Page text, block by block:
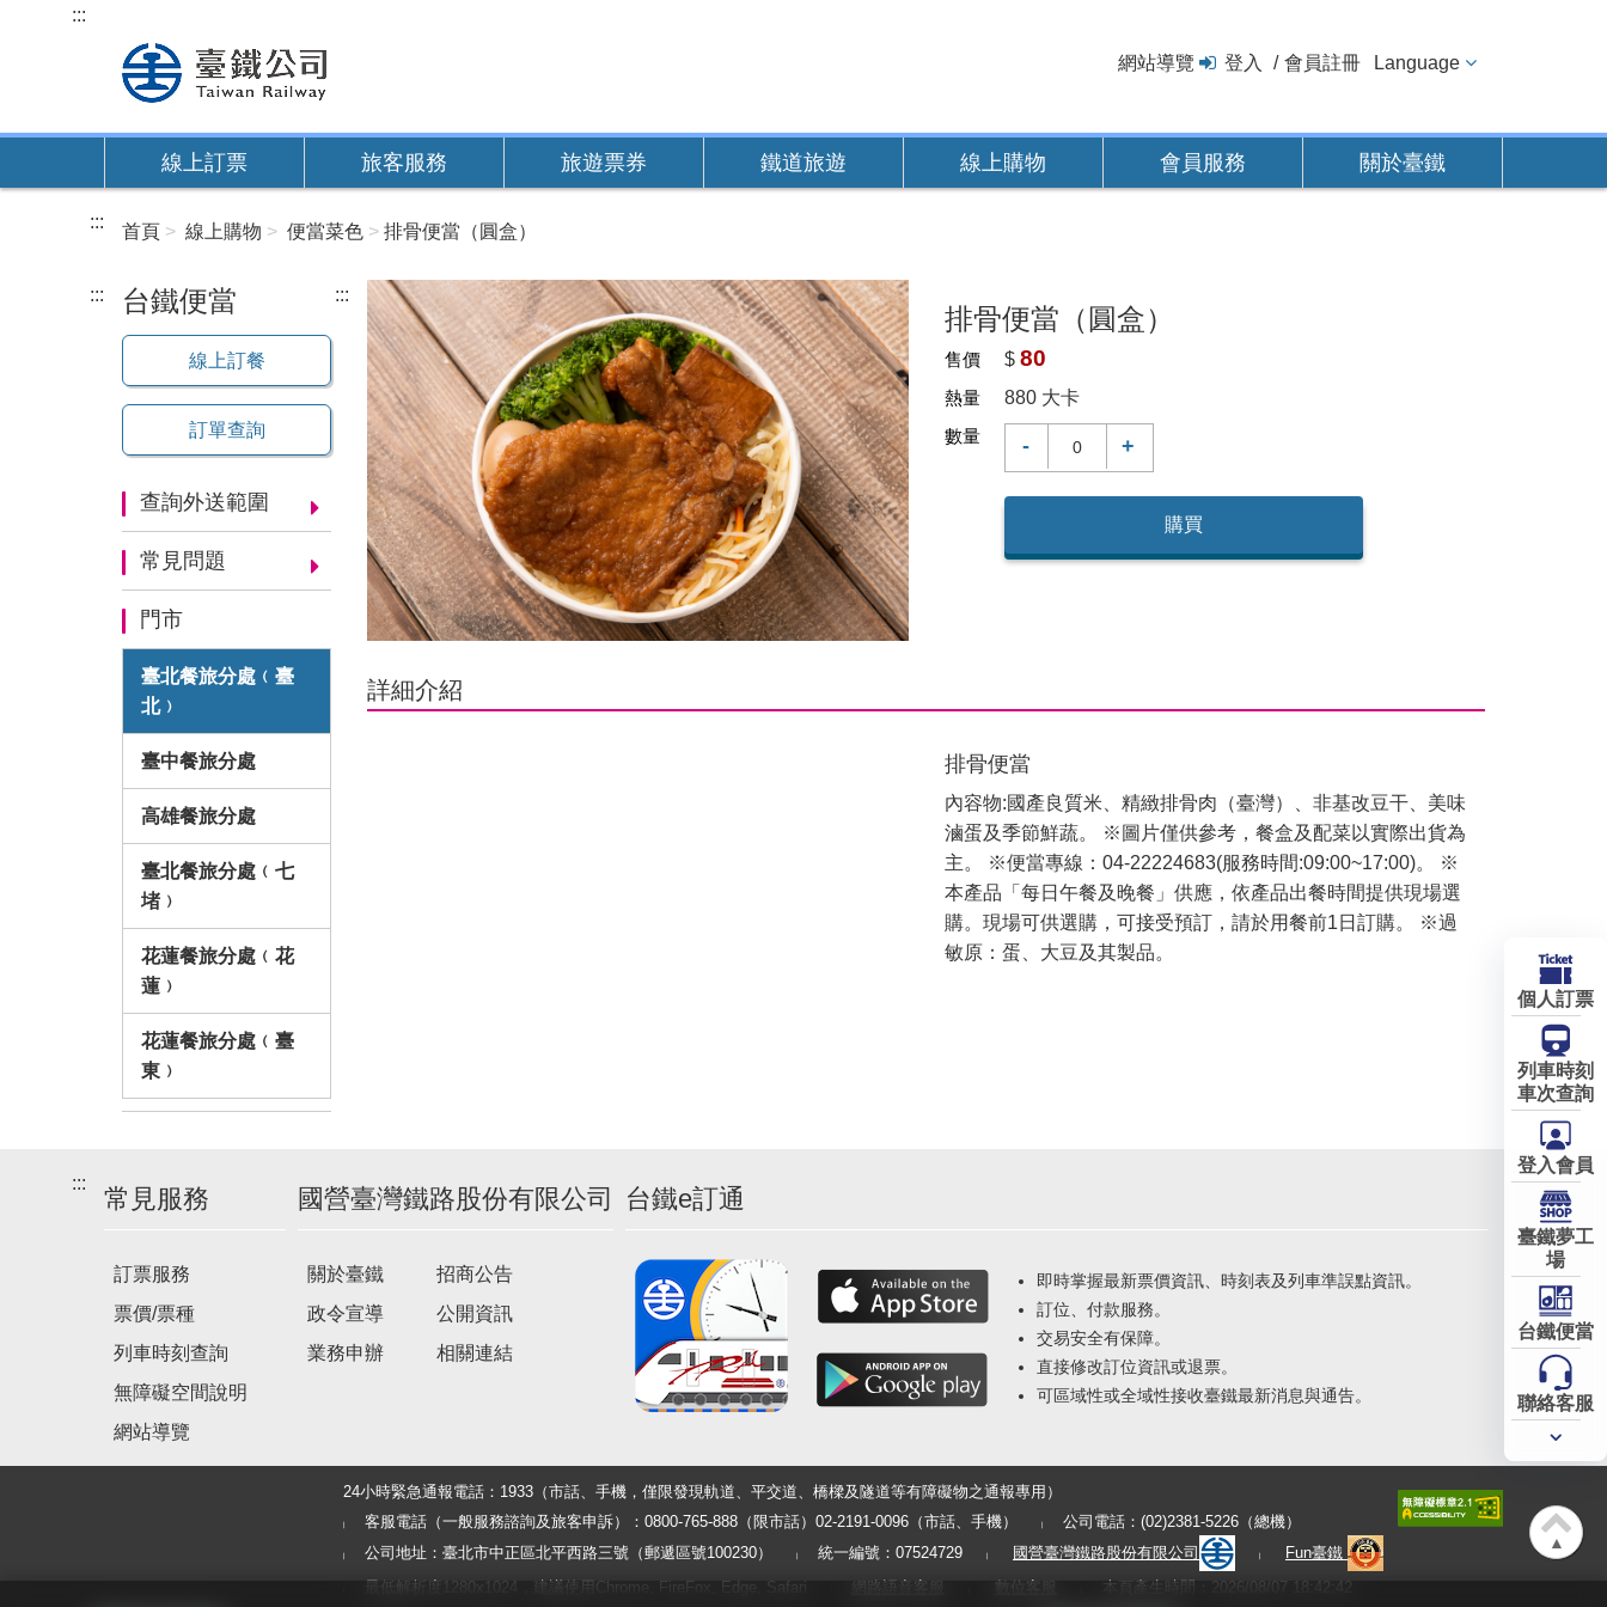
內
:::
網站導覽 登入 會員註冊 Language
線上訂票 旅客服務 旅遊票券 鐵道旅遊 線上購物 會員服務 關於臺鐵
::: 首頁 線上購物 便當菜色 排骨便當（圓盒）
::: 台鐵便當
線上訂餐
訂單查詢
查詢外送範圍
常見問題
門市
臺北餐旅分處﹙臺
北﹚
臺中餐旅分處
高雄餐旅分處
臺北餐旅分處﹙七
堵﹚
花蓮餐旅分處﹙花
蓮﹚
花蓮餐旅分處﹙臺
東﹚
:::
排骨便當（圓盒）
售價 $ 80
熱量
880 大卡
數量
- +
購買
詳細介紹
排骨便當
內容物:國產良質米、精緻排骨肉（臺灣）、非基改豆干、美味
滷蛋及季節鮮蔬。 ※圖片僅供參考，餐盒及配菜以實際出貨為
主。 ※便當專線：04-22224683(服務時間:09:00~17:00)。 ※
本產品「每日午餐及晚餐」供應，依產品出餐時間提供現場選
購。現場可供選購，可接受預訂，請於用餐前1日訂購。 ※過
敏原：蛋、大豆及其製品。
:::
常見服務
訂票服務
票價/票種
列車時刻查詢
無障礙空間說明
網站導覽
國營臺灣鐵路股份有限公司
關於臺鐵
政令宣導
業務申辦
招商公告
公開資訊
相關連結
台鐵e訂通
即時掌握最新票價資訊、時刻表及列車準誤點資訊。
訂位、付款服務。
交易安全有保障。
直接修改訂位資訊或退票。
可區域性或全域性接收臺鐵最新消息與通告。
24小時緊急通報電話：1933（市話、手機，僅限發現軌道、平交道、橋樑及隧道等有障礙物之通報專用）
客服電話（一般服務諮詢及旅客申訴）：0800-765-888（限市話）02-2191-0096（市話、手機）
公司電話：(02)2381-5226（總機）
公司地址：臺北市中正區北平西路三號（郵遞區號100230）
統一編號：07524729 國營臺灣鐵路股份有限公司
Fun臺鐵
最低解析度1280x1024，建議使用Chrome, FireFox, Edge, Safari
網路語音客服 數位客服 本頁產生時間：2026/08/07 18:42:42
個人訂票
列車時刻
車次查詢
登入會員
臺鐵夢工
場
台鐵便當
聯絡客服
常用
▲